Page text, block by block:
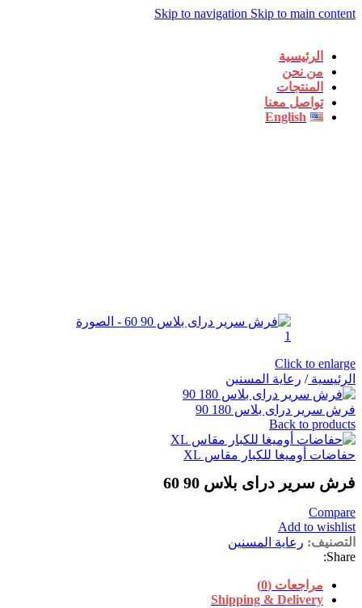
Skip to navigation Skip to main content
الرئيسية
من نحن
المنتجات
تواصل معنا
English
Click to enlarge
الرئيسية/ رعاية المسنين
فرش سرير دراى بلاس 180 90
Back to products
حفاضات أوميغا للكبار مقاس XL
فرش سرير دراى بلاس 90 60
Compare
Add to wishlist
التصنيف: رعاية المسنين
Share:
مراجعات (0)
Shipping & Delivery